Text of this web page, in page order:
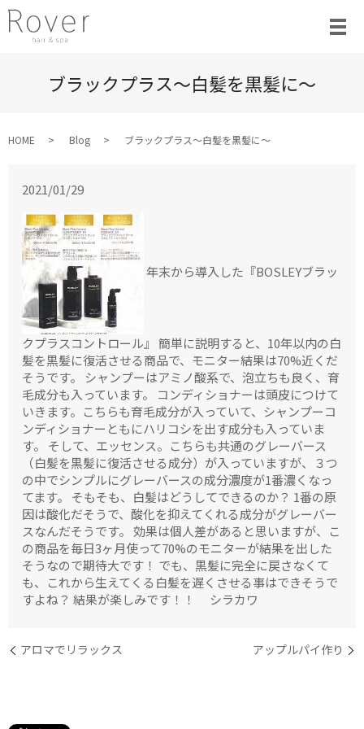
ブラックプラス〜白髪を黒髪に〜
HOME Blog ブラックプラス〜白髪を黒髪に〜
2021/01/29
年末から導入した『BOSLEYブラッ
クプラスコントロール』 簡単に説明すると、10年以内の白
髪を黒髪に復活させる商品で、モニター結果は70%近くだ
そうです。 シャンプーはアミノ酸系で、泡立ちも良く、育
毛成分も入っています。 コンディショナーは頭皮につけて
いきます。こちらも育毛成分が入っていて、シャンプーコ
ンディショナーともにハリコシを出す成分も入っていま
す。 そして、エッセンス。こちらも共通のグレーバース
（白髪を黒髪に復活させる成分）が入っていますが、３つ
の中でシンプルにグレーバースの成分濃度が1番濃くなっ
てます。 そもそも、白髪はどうしてできるのか？ 1番の原
因は酸化だそうで、酸化を抑えてくれる成分がグレーバー
スなんだそうです。 効果は個人差があると思いますが、こ
の商品を毎日3ヶ月使って70%のモニターが結果を出した
そうなので期待大です！ でも、黒髪に完全に戻さなくて
も、これから生えてくる白髪を遅くさせる事はできそうで
すよね？ 結果が楽しみです！！ シラカワ
アロマでリラックス アップルパイ作り